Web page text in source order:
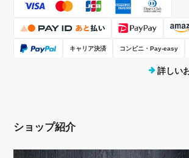
キャリア決済 コンビニ・Pay-easy
詳しい
ショップ紹介